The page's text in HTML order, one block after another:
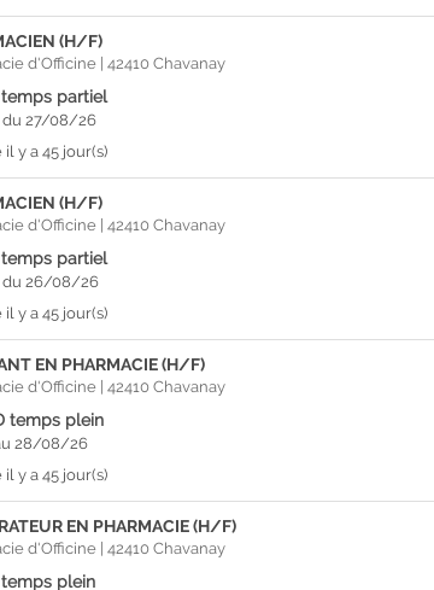
(H/F)
d'Officine |42410Chavanay
temps partiel
du 27/08/26
il y a 45 jour(s)
(H/F)
d'Officine |42410Chavanay
temps partiel
du 26/08/26
il y a 45 jour(s)
EN PHARMACIE (H/F)
d'Officine |42410Chavanay
temps plein
28/08/26
il y a 45 jour(s)
EN PHARMACIE (H/F)
d'Officine |42410Chavanay
temps plein